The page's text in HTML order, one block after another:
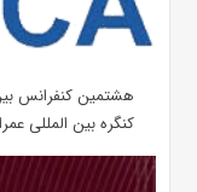
هشتمین کنفرانس
کنگره بین المللی